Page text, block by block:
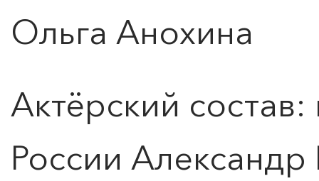
Ольга Анохина
Актёрский
России